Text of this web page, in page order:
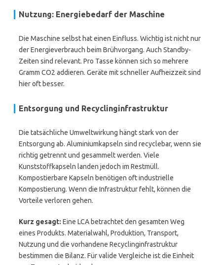
Nutzung: Energiebedarf der Maschine
Die Maschine selbst hat einen Einfluss. Wichtig ist nicht nur
der Energieverbrauch beim Brühvorgang. Auch Standby-
Zeiten sind relevant. Pro Tasse können sich so mehrere
Gramm CO2 addieren. Geräte mit schneller Aufheizzeit sind
hier oft besser.
Entsorgung und Recyclinginfrastruktur
Die tatsächliche Umweltwirkung hängt stark von der
Entsorgung ab. Aluminiumkapseln sind recyclebar, wenn sie
richtig getrennt und gesammelt werden. Viele
Kunststoffkapseln landen jedoch im Restmüll.
Kompostierbare Kapseln benötigen oft industrielle
Kompostierung. Wenn die Infrastruktur fehlt, können die
Vorteile verloren gehen.
Kurz gesagt: Eine LCA betrachtet den gesamten Weg
eines Produkts. Materialwahl, Produktion, Transport,
Nutzung und die vorhandene Recyclinginfrastruktur
bestimmen die Bilanz. Für valide Vergleiche ist die Einheit